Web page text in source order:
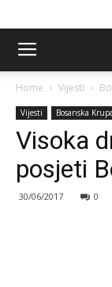
Home Vijesti
Vijesti Bosanska Krupa
Visoka
posjeti
30/06/2017 0